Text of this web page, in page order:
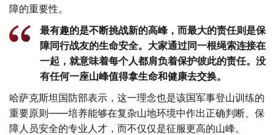
障的重要性。
最有趣的是不断挑战新的高峰，而最大的责任则是保
障同行战友的生命安全。大家通过同一根绳索连接在
一起，就意味着每个人都肩负着保护彼此的责任。没
有任何一座山峰值得拿生命和健康去交换。
哈萨克斯坦国防部表示，这一理念也是该国军事登山训练的
重要原则——培养能够在复杂山地环境中作出正确判断、保
障人员安全的专业人才，而不仅仅是征服更高的山峰。